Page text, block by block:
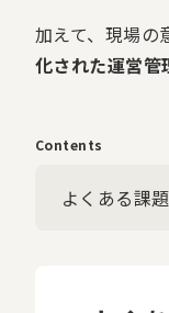
加えて、現場の
化された運営管
Contents
よくある課題